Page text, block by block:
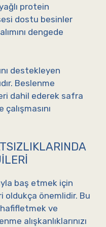
protein
dostu besinler
dengede
destekleyen
Beslenme
dahil ederek safra
baş etmek için
önemlidir. Bu
hafifletmek ve
alışkanlıklarınızı